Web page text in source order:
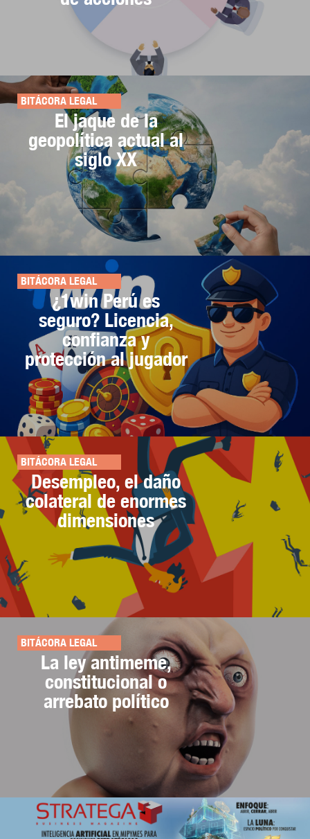
BITÁCORA LEGAL
El jaque de la
geopolítica actual al
siglo XX
BITÁCORA LEGAL
¿1win Perú es
seguro? Licencia,
confianza y
protección al jugador
BITÁCORA LEGAL
Desempleo, el daño
colateral de enormes
dimensiones
BITÁCORA LEGAL
La ley antimeme,
constitucional o
arrebato político